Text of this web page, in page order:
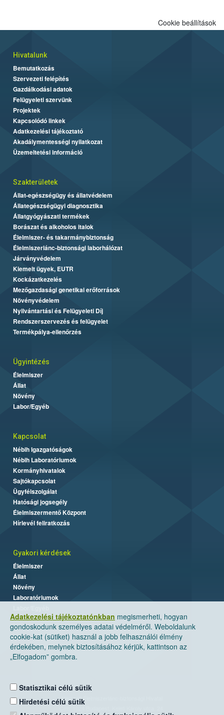
Adatkezelési tájékoztatónkban megismerheti, hogyan
gondoskodunk személyes adatai védelméről. Weboldalunk
cookie-kat (sütiket) használ a jobb felhasználói élmény
érdekében, melynek biztosításához kérjük, kattintson az
„Elfogadom” gombra.
Statisztikai célú sütik
Hirdetési célú sütik
Cookie beállítások
Hivatalunk
Bemutatkozás
Szervezeti felépítés
Gazdálkodási adatok
Felügyeleti szervünk
Projektek
Kapcsolódó linkek
Adatkezelési tájékoztató
Akadálymentességi nyilatkozat
Üzemeltetési információ
Szakterületek
Állat-egészségügy és állatvédelem
Állategészségügyi diagnosztika
Állatgyógyászati termékek
Borászat és alkoholos italok
Élelmiszer- és takarmánybiztonság
Élelmiszerlánc-biztonsági laborhálózat
Járványvédelem
Kiemelt ügyek, EUTR
Kockázatkezelés
Mezőgazdasági genetikai erőforrások
Növényvédelem
Nyilvántartási és Felügyeleti Díj
Rendszerszervezés és felügyelet
Termékpálya-ellenőrzés
Ügyintézés
Élelmiszer
Állat
Növény
Labor/Egyéb
Kapcsolat
Nébih Igazgatóságok
Nébih Laboratóriumok
Kormányhivatalok
Sajtókapcsolat
Ügyfélszolgálat
Hatósági jogsegély
Élelmiszermentő Központ
Hírlevél feliratkozás
Gyakori kérdések
Élelmiszer
Állat
Növény
Laboratóriumok
Nemzeti Élelmiszerlánc-biztonsági Hivatal